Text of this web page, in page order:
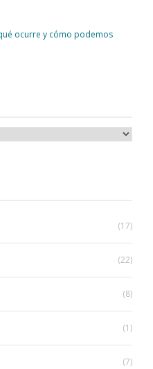
ocurre y cómo podemos
(17)
(22)
(8)
(1)
(7)